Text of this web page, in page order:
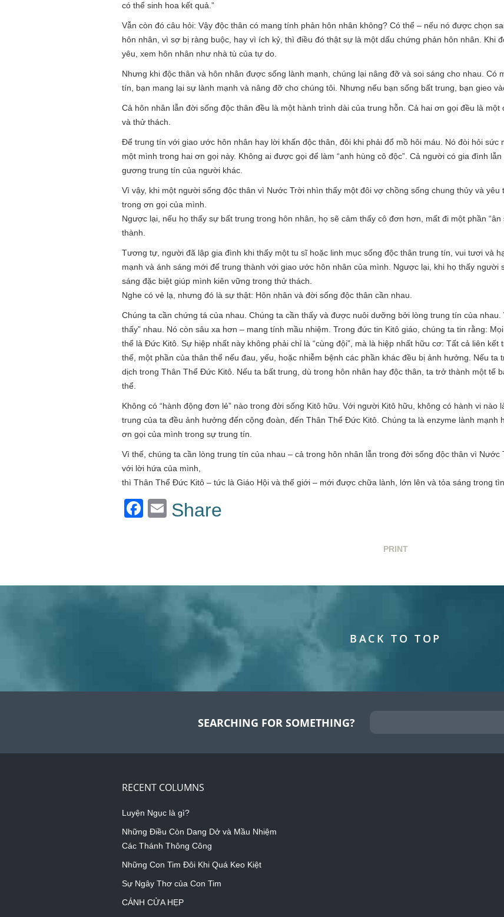
có thể sinh hoa kết quả.”
Vẫn còn đó câu hỏi: Vậy độc thân có mang tính phản hôn nhân không? Có thể – nếu nó được chọn
hôn nhân, vì sợ bị ràng buộc, hay vì ích kỷ, thì điều đó thật sự là một dấu chứng phản hôn nhân. Khi
yêu, xem hôn nhân như nhà tù của tự do.
Nhưng khi độc thân và hôn nhân được sống lành mạnh, chúng lại nâng đỡ và soi sáng cho nhau. Có
tín, bạn mang lại sự lành mạnh và nâng đỡ cho chúng tôi. Nhưng nếu bạn sống bất trung, bạn gieo
Cả hôn nhân lẫn đời sống độc thân đều là một hành trình dài của trung hỗn. Cả hai ơn gọi đều là
và thử thách.
Để trung tín với giao ước hôn nhân hay lời khấn độc thân, đôi khi phải đổ mồ hôi máu. Nó đòi hỏi sức
một mình trong hai ơn gọi này. Không ai được gọi để làm “anh hùng cô độc”. Cả người có gia đình
gương trung tín của người khác.
Vì vậy, khi một người sống độc thân vì Nước Trời nhìn thấy một đôi vợ chồng sống chung thủy và
trong ơn gọi của mình.
Ngược lại, nếu họ thấy sự bất trung trong hôn nhân, họ sẽ cảm thấy cô đơn hơn, mất đi một phần
thành.
Tương tự, người đã lập gia đình khi thấy một tu sĩ hoặc linh mục sống độc thân trung tín, vui tươi và
mạnh và ánh sáng mới để trung thành với giao ước hôn nhân của mình. Ngược lại, khi họ thấy người
sáng đặc biệt giúp mình kiên vững trong thử thách.
Nghe có vẻ lạ, nhưng đó là sự thật: Hôn nhân và đời sống độc thân cần nhau.
Chúng ta cần chứng tá của nhau. Chúng ta cần thấy và được nuôi dưỡng bởi lòng trung tín của
thấy” nhau. Nó còn sâu xa hơn – mang tính mầu nhiệm. Trong đức tin Kitô giáo, chúng ta tin rằng:
thể là Đức Kitô. Sự hiệp nhất này không phải chỉ là “cùng đội”, mà là hiệp nhất hữu cơ: Tất cả liên
thế, một phần của thân thể nếu đau, yếu, hoặc nhiễm bệnh các phần khác đều bị ảnh hưởng. Nếu ta
dịch trong Thân Thể Đức Kitô. Nếu ta bất trung, dù trong hôn nhân hay độc thân, ta trở thành một tế
thể.
Không có “hành động đơn lẻ” nào trong đời sống Kitô hữu. Với người Kitô hữu, không có hành vi nào
trung của ta đều ảnh hưởng đến cộng đoàn, đến Thân Thể Đức Kitô. Chúng ta là enzyme lành mạnh
ơn gọi của mình trong sự trung tín.
Vì thế, chúng ta cần lòng trung tín của nhau – cả trong hôn nhân lẫn trong đời sống độc thân vì
với lời hứa của mình,
thì Thân Thể Đức Kitô – tức là Giáo Hội và thế giới – mới được chữa lành, lớn lên và tỏa sáng trong
Facebook
Email
Share
PRINT
BACK TO TOP
SEARCHING FOR SOMETHING?
RECENT COLUMNS
Luyện Ngục là gì?
Những Điều Còn Dang Dở và Mầu Nhiệm
Các Thánh Thông Công
Những Con Tim Đôi Khi Quá Keo Kiệt
Sự Ngây Thơ của Con Tim
CÁNH CỬA HẸP